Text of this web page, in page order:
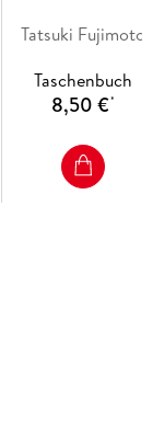
Tatsuki Fujimoto
Taschenbuch
8,50 €*